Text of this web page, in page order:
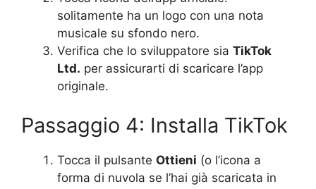
solitamente ha un logo con una nota
musicale su sfondo nero.
Verifica che lo sviluppatore sia TikTok
Ltd. per assicurarti di scaricare l’app
originale.
Passaggio 4: Installa TikTok
Tocca il pulsante Ottieni (o l’icona a
forma di nuvola se l’hai già scaricata in